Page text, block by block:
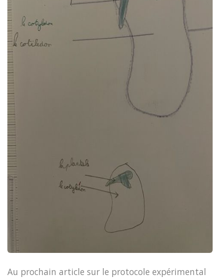
Au prochain article sur le protocole expérimental